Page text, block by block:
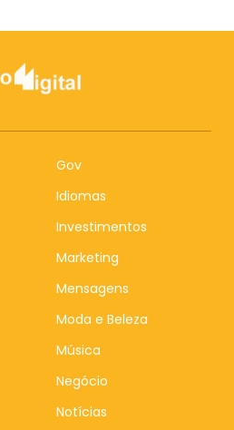
Gov
Idiomas
Investimentos
Marketing
Mensagens
Moda e Beleza
Música
Negócio
Notícias